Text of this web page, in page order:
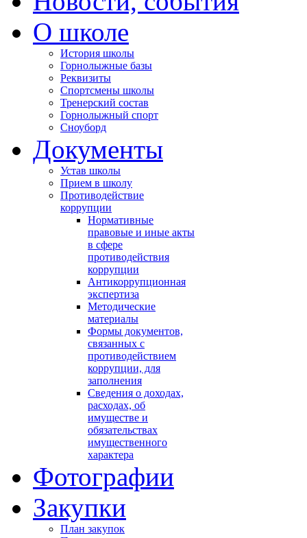
О школе
История школы
Горнолыжные базы
Реквизиты
Спортсмены школы
Тренерский состав
Горнолыжный спорт
Сноуборд
Документы
Устав школы
Прием в школу
Противодействие
коррупции
Нормативные
правовые и иные акты
в сфере
противодействия
коррупции
Антикоррупционная
экспертиза
Методические
материалы
Формы документов,
связанных с
противодействием
коррупции, для
заполнения
Сведения о доходах,
расходах, об
имуществе и
обязательствах
имущественного
характера
Фотографии
Закупки
План закупок